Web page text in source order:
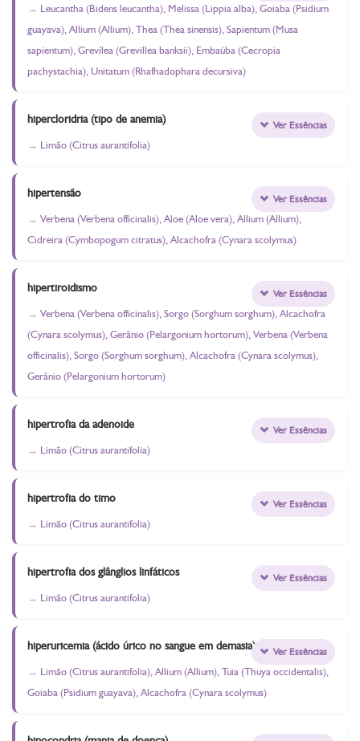
Leucantha (Bidens leucantha), Melissa (Lippia alba), Goiaba (Psidium
guayava), Allium (Allium), Thea (Thea sinensis), Sapientum (Musa
sapientum), Grevílea (Grevillea banksii), Embaúba (Cecropia
pachystachia), Unitatum (Rhafhadophara decursiva)
hipercloridria (tipo de anemia)
Limão (Citrus aurantifolia)
Ver Essências
hipertensão
Verbena (Verbena officinalis), Aloe (Aloe vera), Allium (Allium),
Cidreira (Cymbopogum citratus), Alcachofra (Cynara scolymus)
Ver Essências
hipertiroidismo
Verbena (Verbena officinalis), Sorgo (Sorghum sorghum), Alcachofra
(Cynara scolymus), Gerânio (Pelargonium hortorum), Verbena (Verbena
officinalis), Sorgo (Sorghum sorghum), Alcachofra (Cynara scolymus),
Gerânio (Pelargonium hortorum)
Ver Essências
hipertrofia da adenoide
Limão (Citrus aurantifolia)
Ver Essências
hipertrofia do timo
Limão (Citrus aurantifolia)
Ver Essências
hipertrofia dos glânglios linfáticos
Limão (Citrus aurantifolia)
Ver Essências
hiperuricemia (ácido úrico no sangue em demasia)
Limão (Citrus aurantifolia), Allium (Allium), Tuia (Thuya occidentalis),
Goiaba (Psidium guayava), Alcachofra (Cynara scolymus)
Ver Essências